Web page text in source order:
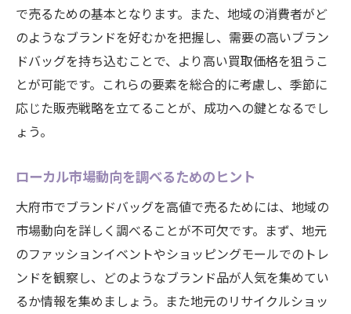
市場情報収集のためのリソース活用
競合分析による戦略の見直し
ブランド品の価値を左右する要素
大府市の市場特性を理解する
売却に適したタイミングを知る
大府市でのブランドバッグ売却を成功させるた
めの重要なステップ
売却までの計画を立てる
具体的なアクションプランの策定
顧客にアピールするための方法
売却後のフォローアップの重要性
で売るための基本となります。また、地域の消費者がど
のようなブランドを好むかを把握し、需要の高いブラン
ドバッグを持ち込むことで、より高い買取価格を狙うこ
とが可能です。これらの要素を総合的に考慮し、季節に
応じた販売戦略を立てることが、成功への鍵となるでし
ょう。
ローカル市場動向を調べるためのヒント
大府市でブランドバッグを高値で売るためには、地域の
市場動向を詳しく調べることが不可欠です。まず、地元
のファッションイベントやショッピングモールでのトレ
ンドを観察し、どのようなブランド品が人気を集めてい
るか情報を集めましょう。また地元のリサイクルショッ